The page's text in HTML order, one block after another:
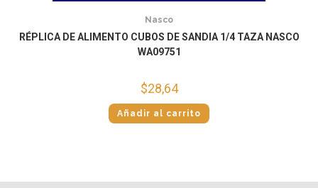
Nasco
RÉPLICA DE ALIMENTO CUBOS DE SANDIA 1/4 TAZA NASCO
WA09751
$28,64
Añadir al carrito